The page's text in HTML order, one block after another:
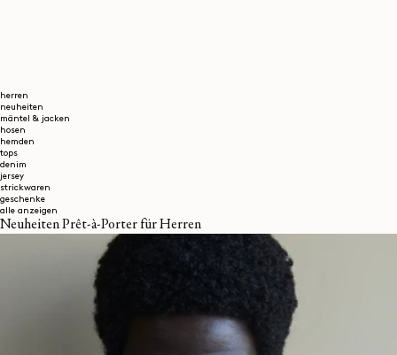
herren
neuheiten
mäntel & jacken
hosen
hemden
tops
denim
jersey
strickwaren
geschenke
alle anzeigen
Neuheiten Prêt-à-Porter für Herren